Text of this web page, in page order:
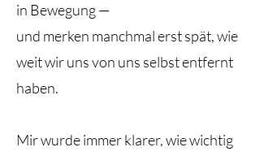
in Bewegung —
und merken manchmal erst spät, wie
weit wir uns von uns selbst entfernt
haben.
Mir wurde immer klarer, wie wichtig